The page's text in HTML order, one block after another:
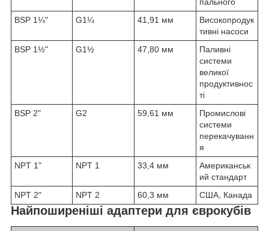
BSP 1¼"
G1¼ 41,91 мм
Високопродук
тивні насоси
BSP 1½"
G1½ 47,80 мм
Паливні
системи
великої
продуктивнос
ті
BSP 2"
G2 59,61 мм
Промислові
системи
перекачуванн
я
NPT 1"
NPT 1 33,4 мм
Американськ
ий стандарт
NPT 2"
NPT 2 60,3 мм США, Канада
Найпоширеніші адаптери для єврокубів